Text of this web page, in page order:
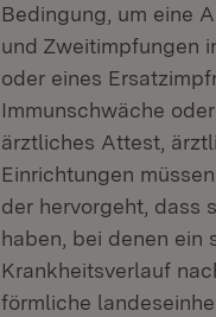
Bedingung, um eine
und Zweitimpfungen
oder eines
Immunschwäche
ärztliches Attest,
Einrichtungen
der hervorgeht, dass
haben, bei denen ein
Krankheitsverlauf
förmliche